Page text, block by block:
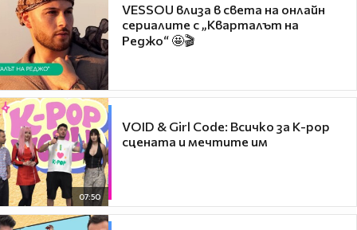
VESSOU влиза в света на онлайн
сериалите с „Кварталът на
Реджо“ 🤩🎬
07:50
VOID & Girl Code: Всичко за K-pop
сцената и мечтите им